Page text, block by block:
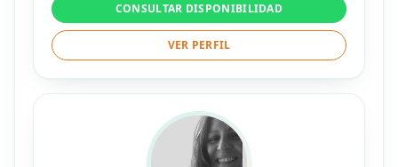
CONSULTAR DISPONIBILIDAD
VER PERFIL